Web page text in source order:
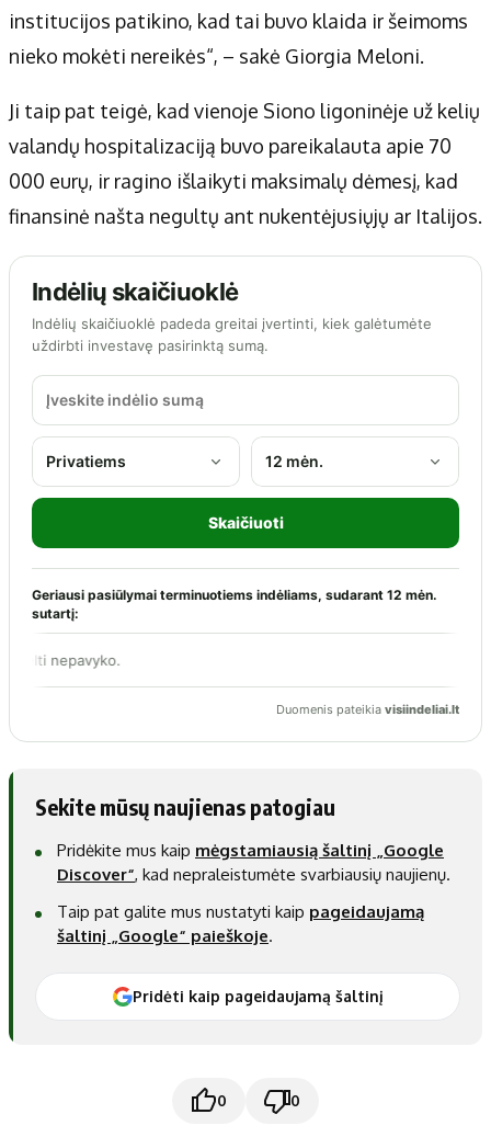
institucijos patikino, kad tai buvo klaida ir šeimoms
nieko mokėti nereikės“, – sakė Giorgia Meloni.
Ji taip pat teigė, kad vienoje Siono ligoninėje už kelių
valandų hospitalizaciją buvo pareikalauta apie 70
000 eurų, ir ragino išlaikyti maksimalų dėmesį, kad
finansinė našta negultų ant nukentėjusiųjų ar Italijos.
Sekite mūsų naujienas patogiau
Pridėkite mus kaip mėgstamiausią šaltinį „Google
Discover“, kad nepraleistumėte svarbiausių naujienų.
Taip pat galite mus nustatyti kaip pageidaujamą
šaltinį „Google“ paieškoje.
Pridėti kaip pageidaujamą šaltinį
0 0